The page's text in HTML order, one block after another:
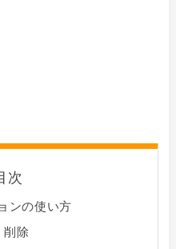
次
ンの使い方
削除